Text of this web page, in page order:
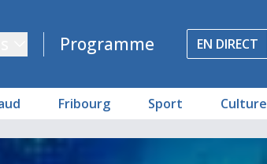
Programme EN DIRECT
Fribourg Sport Culture